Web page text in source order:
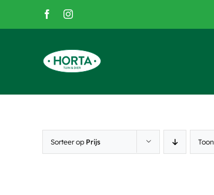
FacebookInstagram
Sorteer op Prijs Toon